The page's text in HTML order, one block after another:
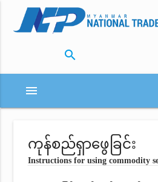
search
menu
ကုန်စည်ရှာဖွေခြင်း
Instructions for using commodity